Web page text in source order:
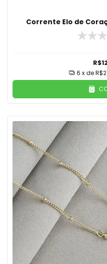
Corrente Elo de
6 x de